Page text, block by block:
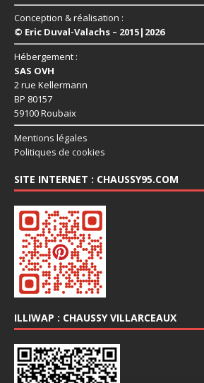
Conception & réalisation :
© Eric Duval-Valachs – 2015|2026
Hébergement :
SAS OVH
2 rue Kellermann
BP 80157
59100 Roubaix
Mentions légales
Politiques de cookies
SITE INTERNET : CHAUSSY95.COM
ILLIWAP : CHAUSSY VILLARCEAUX